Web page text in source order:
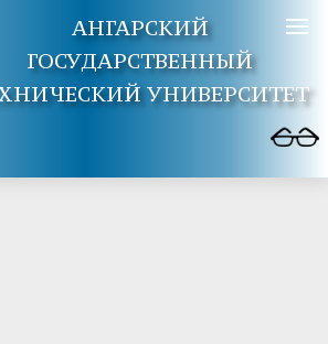
АНГАРСКИЙ
ГОСУДАРСТВЕННЫЙ
УНИВЕРСИТЕТ